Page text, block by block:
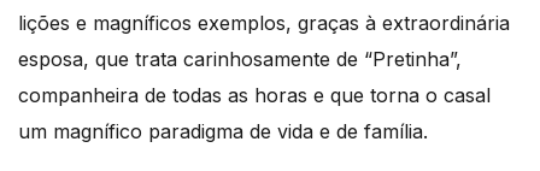
lições e magníficos exemplos, graças à extraordinária
esposa, que trata carinhosamente de “Pretinha”,
companheira de todas as horas e que torna o casal
um magnífico paradigma de vida e de família.